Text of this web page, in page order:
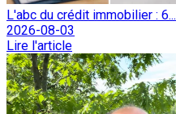
L'abc du crédit immobilier : 6...
2026-08-03
Lire l'article